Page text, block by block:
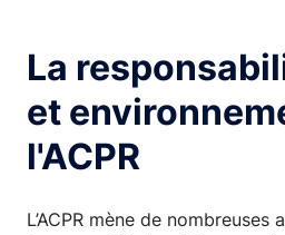
La
et
l'ACPR
L’ACPR mène de